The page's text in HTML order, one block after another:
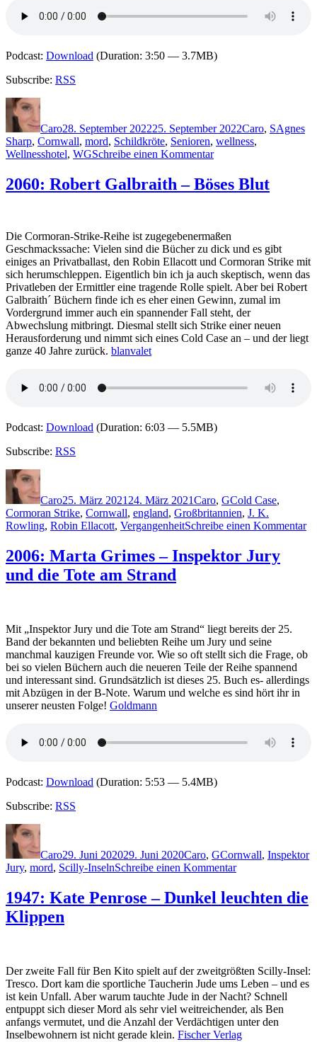
Podcast: Download (Duration: 3:50 — 3.7MB)
Subscribe: RSS
Autor
Caro28. September 202225. September 2022Caro, SAgnes
Sharp, Cornwall, mord, Schildkröte, Senioren, wellness,
Wellnesshotel, WGSchreibe einen Kommentarzu
Leonie
Swann
Sharp
macht
Urlaub
2060: Robert Galbraith – Böses Blut
Die Cormoran-Strike-Reihe ist zugegebenermaßen
Geschmackssache: Vielen sind die Bücher zu dick und es gibt
einiges an Privatballast, den Robin Ellacott und Cormoran Strike mit
sich herumschleppen. Eigentlich bin ich ja auch skeptisch, wenn das
Privatleben der Ermittler eine tragende Rolle spielt. Aber bei Robert
Galbraith´ Büchern finde ich es eher einen Gewinn, zumal im
Vordergrund immer auch ein spannender Fall steht, der
Abwechslung mitbringt. Diesmal stellt sich Strike einer neuen
Herausforderung und nimmt sich eines Cold Case an – und der liegt
ganze 40 Jahre zurück. blanvalet
Podcast: Download (Duration: 6:03 — 5.5MB)
Subscribe: RSS
Autor
Caro25. März 202124. März 2021Caro, GCold Case,
Cormoran Strike, Cornwall, england, Großbritannien, J. K.
Rowling, Robin Ellacott, VergangenheitSchreibe einen Kommentarzu
2006: Marta Grimes – Inspektor Jury
und die Tote am Strand
Mit „Inspektor Jury und die Tote am Strand“ liegt bereits der 25.
Band der bekannten und beliebten Reihe um Jury und seine
manchmal kauzigen Freunde vor. Wie so oft stellt sich die Frage, ob
bei so vielen Büchern auch die neueren Teile der Reihe spannend
und interessant sind. Grundsätzlich ist dieses 25. Buch es- allerdings
mit Abzügen in der B-Note. Warum und welche es sind hört ihr in
unserer neusten Folge! Goldmann
Podcast: Download (Duration: 5:53 — 5.4MB)
Subscribe: RSS
Autor
Caro29. Juni 202029. Juni 2020Caro, GCornwall, Inspektor
Jury, mord, Scilly-InselnSchreibe einen Kommentarzu
Marta
Grimes
die
Tote
am
Strand
1947: Kate Penrose – Dunkel leuchten die
Klippen
Der zweite Fall für Ben Kito spielt auf der zweitgrößten Scilly-Insel:
Tresco. Dort kam die sportliche Taucherin Jude ums Leben – und es
ist kein Unfall. Aber warum tauchte Jude in der Nacht? Schnell
entpuppt sich dieser Mord als sehr viel weitreichender, als Ben
anfangs vermutet, und die Anzahl der Verdächtigen unter den
Inselbewohnern ist nicht gerade klein. Fischer Verlag